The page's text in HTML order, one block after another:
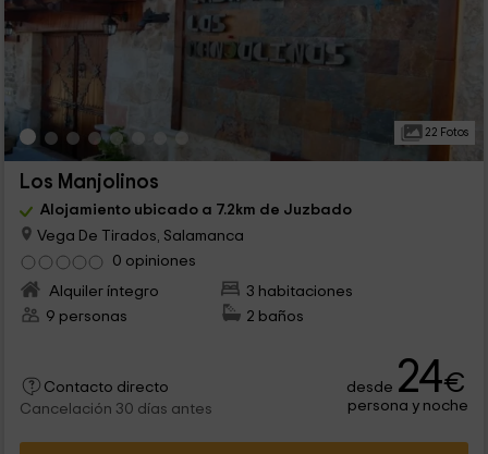
22 Fotos
Los Manjolinos
Alojamiento ubicado a 7.2km de Juzbado
Vega De Tirados, Salamanca
0 opiniones
Alquiler íntegro
3 habitaciones
9 personas
2 baños
Contacto directo
Cancelación 30 días antes
desde 24€
persona y noche